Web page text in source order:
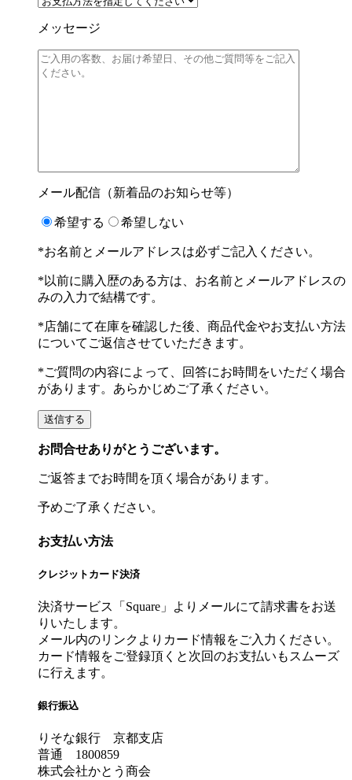
メッセージ
メール配信（新着品のお知らせ等）
希望する 希望しない
*お名前とメールアドレスは必ずご記入ください。
*以前に購入歴のある方は、お名前とメールアドレスの
みの入力で結構です。
*店舗にて在庫を確認した後、商品代金やお支払い方法
についてご返信させていただきます。
*ご質問の内容によって、回答にお時間をいただく場合
があります。あらかじめご了承ください。
お問合せありがとうございます。
ご返答までお時間を頂く場合があります。
予めご了承ください。
お支払い方法
クレジットカード決済
決済サービス「Square」よりメールにて請求書をお送
りいたします。
メール内のリンクよりカード情報をご入力ください。
カード情報をご登録頂くと次回のお支払いもスムーズ
に行えます。
銀行振込
りそな銀行 京都支店
普通 1800859
株式会社かとう商会